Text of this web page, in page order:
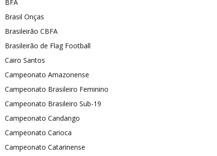
BFA
Brasil Onças
Brasileirão CBFA
Brasileirão de Flag Football
Cairo Santos
Campeonato Amazonense
Campeonato Brasileiro Feminino
Campeonato Brasileiro Sub-19
Campeonato Candango
Campeonato Carioca
Campeonato Catarinense